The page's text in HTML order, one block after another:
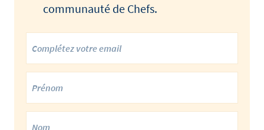
communauté de Chefs.